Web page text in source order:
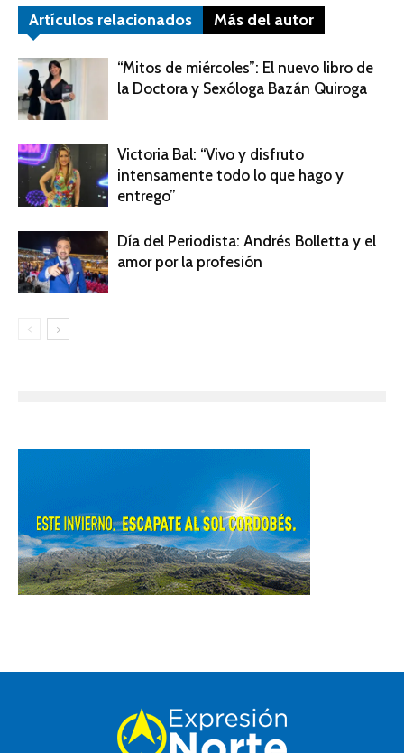
Artículos relacionados Más del autor
“Mitos de miércoles”: El nuevo libro de
la Doctora y Sexóloga Bazán Quiroga
Victoria Bal: “Vivo y disfruto
intensamente todo lo que hago y
entrego”
Día del Periodista: Andrés Bolletta y el
amor por la profesión